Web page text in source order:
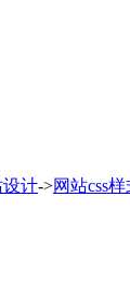
设计->网站css